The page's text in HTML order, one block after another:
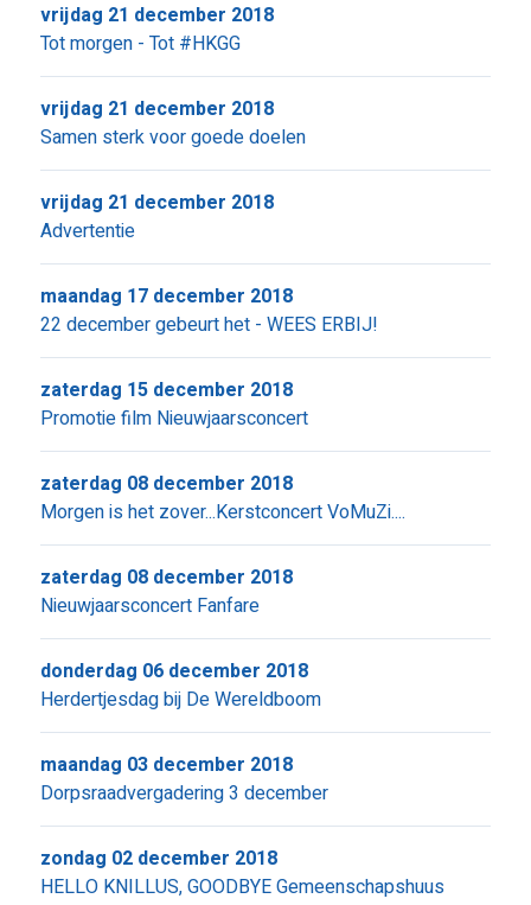
Tot morgen - Tot #HKGG
vrijdag 21 december 2018
Samen sterk voor goede doelen
vrijdag 21 december 2018
Advertentie
vrijdag 21 december 2018
22 december gebeurt het - WEES ERBIJ!
maandag 17 december 2018
Promotie film Nieuwjaarsconcert
zaterdag 15 december 2018
Morgen is het zover...Kerstconcert VoMuZi....
zaterdag 08 december 2018
Nieuwjaarsconcert Fanfare
zaterdag 08 december 2018
Herdertjesdag bij De Wereldboom
donderdag 06 december 2018
Dorpsraadvergadering 3 december
maandag 03 december 2018
HELLO KNILLUS, GOODBYE Gemeenschapshuus
zondag 02 december 2018